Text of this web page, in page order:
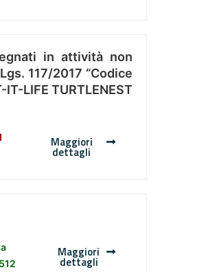
in attività non
117/2017 “Codice
LIFE TURTLENEST
Maggiori
dettagli
Maggiori
dettagli